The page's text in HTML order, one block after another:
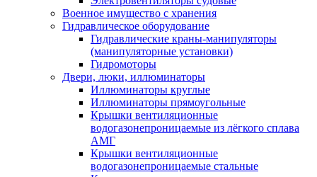
Военное имущество с хранения
Гидравлическое оборудование
Гидравлические краны-манипуляторы
(манипуляторные установки)
Гидромоторы
Двери, люки, иллюминаторы
Иллюминаторы круглые
Иллюминаторы прямоугольные
Крышки вентиляционные
водогазонепроницаемые из лёгкого сплава
АМГ
Крышки вентиляционные
водогазонепроницаемые стальные